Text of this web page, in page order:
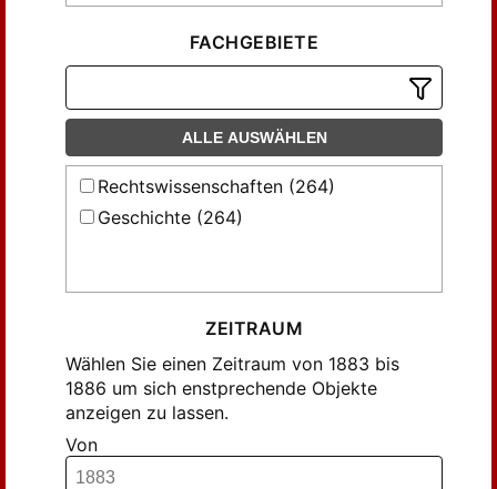
FACHGEBIETE
ALLE AUSWÄHLEN
Rechtswissenschaften (264)
Geschichte (264)
ZEITRAUM
Wählen Sie einen Zeitraum von 1883 bis
1886 um sich enstprechende Objekte
anzeigen zu lassen.
Von